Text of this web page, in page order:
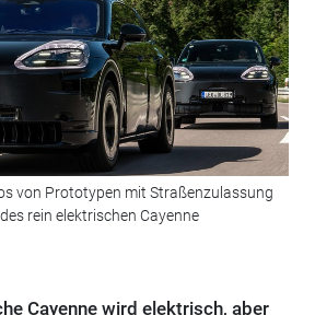
von Prototypen mit Straßenzulassung
rein elektrischen Cayenne
Cayenne wird elektrisch, aber